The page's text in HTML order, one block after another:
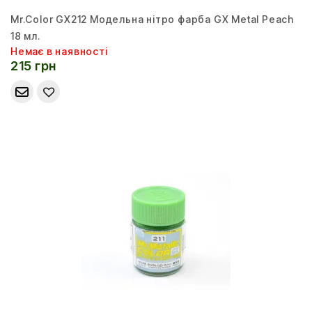
Mr.Color GX212 Модельна нітро фарба GX Metal Peach
18 мл.
Немає в наявності
215 грн